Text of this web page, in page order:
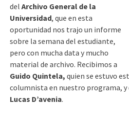
del Archivo General de la
Universidad, que en esta
oportunidad nos trajo un informe
sobre la semana del estudiante,
pero con mucha data y mucho
material de archivo. Recibimos a
Guido Quintela, quien se estuvo
columnista en nuestro programa, y
Lucas D’avenia.